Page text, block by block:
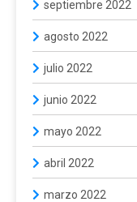
septiembre 2022
agosto 2022
julio 2022
junio 2022
mayo 2022
abril 2022
marzo 2022